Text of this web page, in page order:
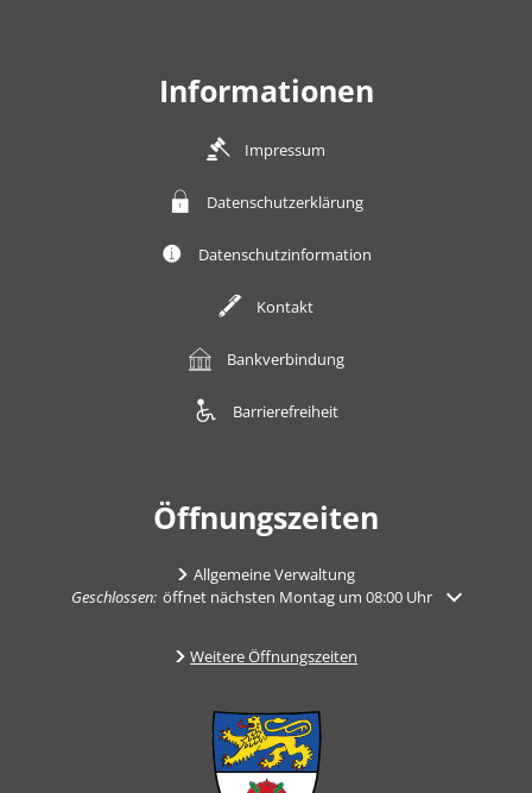
Informationen
Impressum
Datenschutzerklärung
Datenschutzinformation
Kontakt
Bankverbindung
Barrierefreiheit
Öffnungszeiten
Allgemeine Verwaltung
Klicken, um weitere Öffnungs- oder Schließzeiten auszublenden
Geschlossen: öffnet nächsten Montag um 08:00 Uhr
Weitere Öffnungszeiten